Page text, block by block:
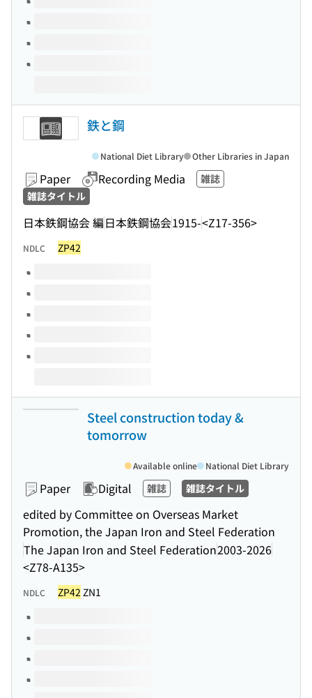
鉄と鋼
Paper Recording Media
雑誌
雑誌タイトル
日本鉄鋼協会 編日本鉄鋼協会1915-<Z17-356>
National Diet Library Other Libraries in Japan
NDLC ZP42
Volumes of this title
Steel construction today &
tomorrow
Paper Digital 雑誌 雑誌タイトル
edited by Committee on Overseas Market
Promotion, the Japan Iron and Steel Federation
The Japan Iron and Steel Federation2003-2026
<Z78-A135>
Available online National Diet Library
NDLC ZP42 ZN1
Volumes of this title